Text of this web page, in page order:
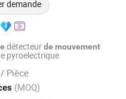
demande
détecteurde mouvement
pyroelectrique
/ Pièce
(MOQ)
LTD.
2006